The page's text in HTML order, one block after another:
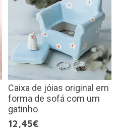
Caixa de jóias original em
forma de sofá com um
gatinho
12,45€